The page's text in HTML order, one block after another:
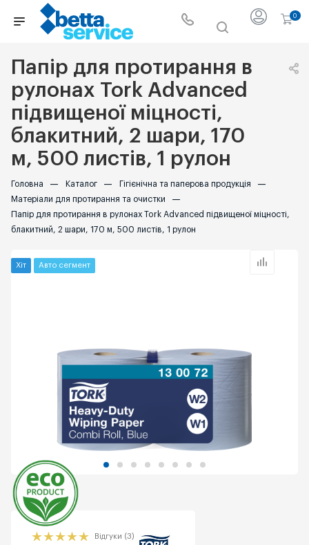
0
Папір для протирання в
рулонах Tork Advanced
підвищеної міцності,
блакитний, 2 шари, 170
м, 500 листів, 1 рулон
Головна — Каталог — Гігієнічна та паперова продукція —
Матеріали для протирання та очистки —
Папір для протирання в рулонах Tork Advanced підвищеної міцності,
блакитний, 2 шари, 170 м, 500 листів, 1 рулон
Хіт Авто сегмент
Відгуки (3)